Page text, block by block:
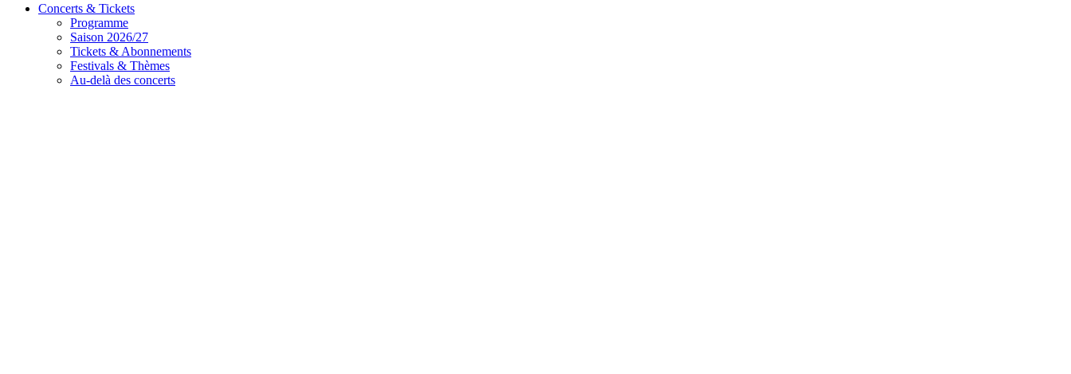
Concerts & Tickets
Programme
Saison 2026/27
Tickets & Abonnements
Festivals & Thèmes
Au-delà des concerts